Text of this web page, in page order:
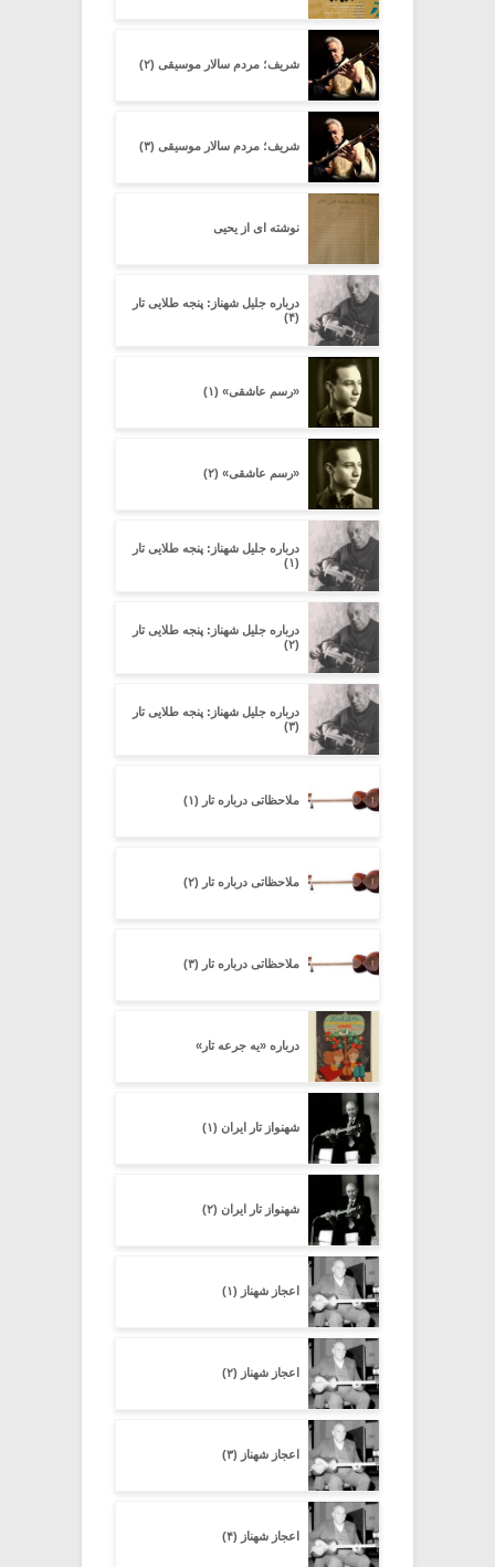
شریف؛ مردم سالار موسیقی (۲)
شریف؛ مردم سالار موسیقی (۳)
نوشته ای از یحیی
درباره جلیل شهناز: پنجه طلایى تار
(۴)
«رسم عاشقی» (۱)
«رسم عاشقی» (۲)
درباره جلیل شهناز: پنجه طلایى تار
(۱)
درباره جلیل شهناز: پنجه طلایى تار
(۲)
درباره جلیل شهناز: پنجه طلایى تار
(۳)
ملاحظاتی درباره تار (۱)
ملاحظاتی درباره تار (۲)
ملاحظاتی درباره تار (۳)
درباره «یه جرعه تار»
شهنواز تار ایران (۱)
شهنواز تار ایران (۲)
اعجاز شهناز (۱)
اعجاز شهناز (۲)
اعجاز شهناز (۳)
اعجاز شهناز (۴)